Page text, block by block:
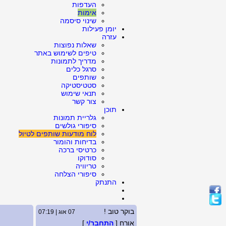
העדפות
אימות
שינוי סיסמה
יומן פעילות
עזרה
שאלות נפוצות
טיפים לשימוש באתר
מדריך לתמונות
סרגל כלים
שותפים
סטטיסטיקה
תנאי שימוש
צור קשר
תוכן
גלריית תמונות
סיפורי גולשים
לוח מודעות שותפים לטיול
בדיחות והומור
כרטיסי ברכה
סודוקו
טריוויה
סיפורי הצלחה
התנתק
בוקר טוב ! 07 אוג | 07:19
אורח [ התחבר/י ]